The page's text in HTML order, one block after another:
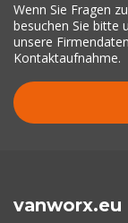
Wenn Sie Fragen
besuchen Sie bitte
unsere
Kontaktaufnahme.
vanworx.eu